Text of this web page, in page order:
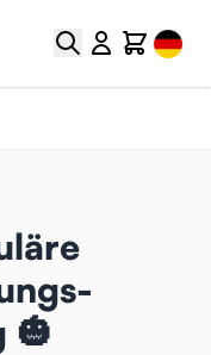
Suche CartSelect
🎃